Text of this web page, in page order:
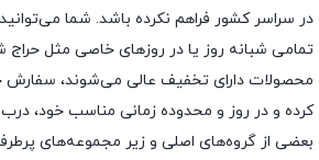
در سراسر کشور فراهم نکرده باشد. شما
تمامی شبانه روز یا در روزهای خاصی مثل حراج
محصولات دارای تخفیف عالی می‌شوند، سفارش
کرده و در روز و محدوده زمانی مناسب خود،
بعضی از گروه‌های اصلی و زیر مجموعه‌های